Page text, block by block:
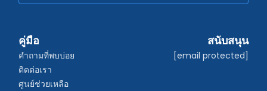
คู่มือ
คำถามที่พบบ่อย
ติดต่อเรา
ศูนย์ช่วยเหลือ
สนับสนุน
[email protected]